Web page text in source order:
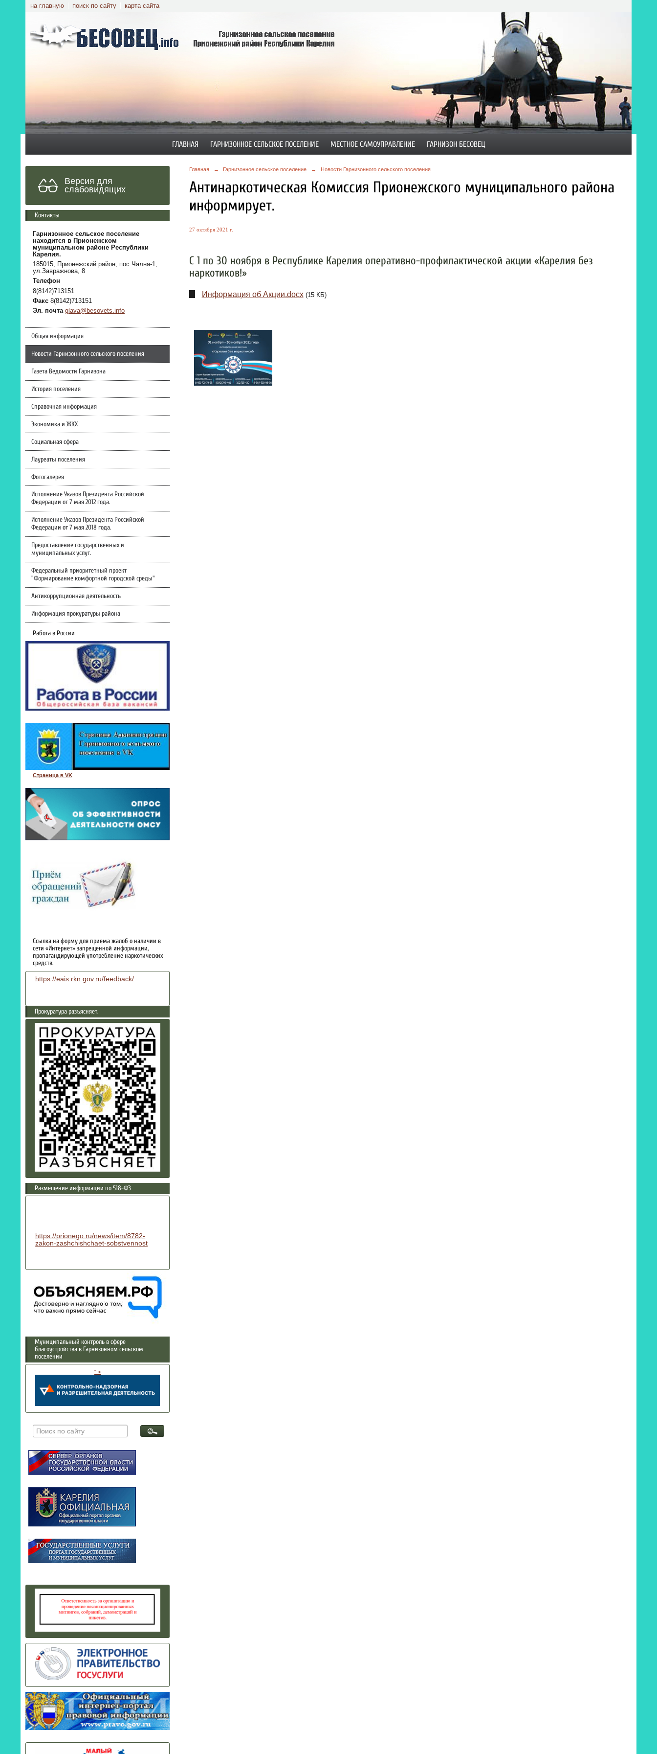
на главную поиск по сайту карта сайта
ГЛАВНАЯ ГАРНИЗОННОЕ СЕЛЬСКОЕ ПОСЕЛЕНИЕ МЕСТНОЕ САМОУПРАВЛЕНИЕ ГАРНИЗОН БЕСОВЕЦ
Версия для
слабовидящих
Контакты
Гарнизонное сельское поселение
находится в Прионежском
муниципальном районе Республики
Карелия.
185015, Прионежский район, пос.Чална-1,
ул.Завражнова, 8
Телефон
8(8142)713151
Факс 8(8142)713151
Эл. почта glava@besovets.info
Общая информация
Новости Гарнизонного сельского поселения
Газета Ведомости Гарнизона
История поселения
Справочная информация
Экономика и ЖКХ
Социальная сфера
Лауреаты поселения
Фотогалерея
Исполнение Указов Президента Российской
Федерации от 7 мая 2012 года.
Исполнение Указов Президента Российской
Федерации от 7 мая 2018 года.
Предоставление государственных и
муниципальных услуг.
Федеральный приоритетный проект
"Формирование комфортной городской среды"
Антикоррупционная деятельность
Информация прокуратуры района
Работа в России
Страница в VK
Ссылка на форму для приема жалоб о наличии в
сети «Интернет» запрещенной информации,
пропагандирующей употребление наркотических
средств.
https://eais.rkn.gov.ru/feedback/
Прокуратура разъясняет.
Размещение информации по 518-ФЗ
https://prionego.ru/news/item/8782-
zakon-zashchishchaet-sobstvennost
Муниципальный контроль в сфере
благоустройства в Гарнизонном сельском
поселении
" >
Главная → Гарнизонное сельское поселение → Новости Гарнизонного сельского поселения
Антинаркотическая Комиссия Прионежского муниципального района
информирует.
27 октября 2021 г.
С 1 по 30 ноября в Республике Карелия оперативно-профилактической акции «Карелия без
наркотиков!»
Информация об Акции.docx (15 КБ)